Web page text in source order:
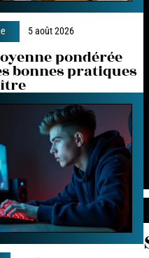
5 août 2026
pondérée
bonnes pratiques